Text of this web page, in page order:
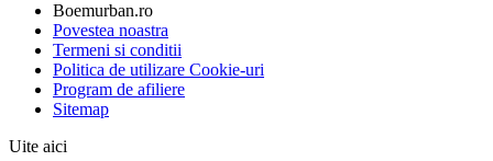
Boemurban.ro
Povestea noastra
Termeni si conditii
Politica de utilizare Cookie-uri
Program de afiliere
Sitemap
Uite aici